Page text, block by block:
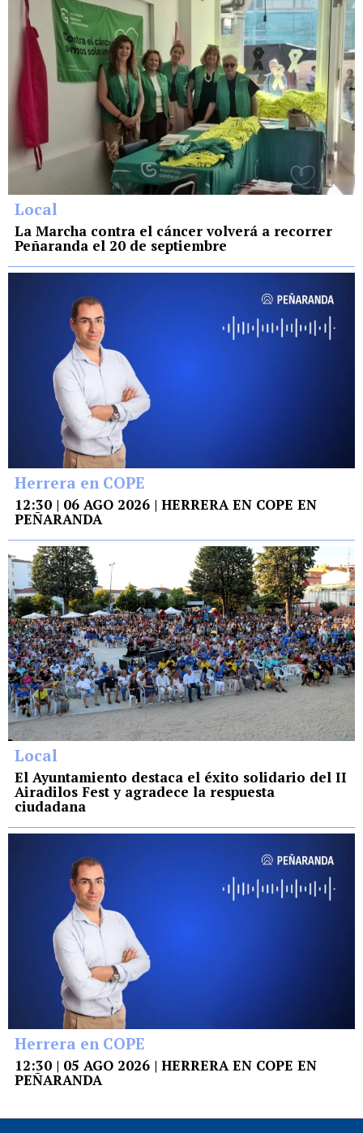
Local
La Marcha contra el cáncer volverá a recorrer
Peñaranda el 20 de septiembre
Herrera en COPE
12:30 | 06 AGO 2026 | HERRERA EN COPE EN
PEÑARANDA
Local
El Ayuntamiento destaca el éxito solidario del II
Airadilos Fest y agradece la respuesta
ciudadana
Herrera en COPE
12:30 | 05 AGO 2026 | HERRERA EN COPE EN
PEÑARANDA